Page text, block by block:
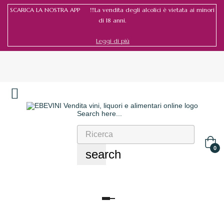
SCARICA LA NOSTRA APP !!!La vendita degli alcolici è vietata ai minori
di 18 anni.
Leggi di più
Search here...
search 0
navigazione